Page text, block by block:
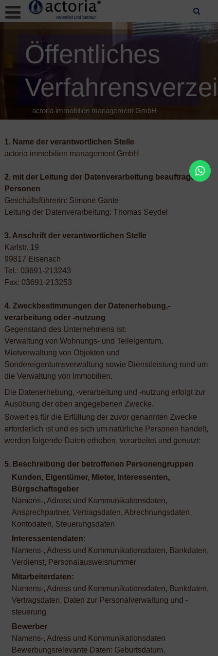
Skip
to
Öffentliches
actoria immobilien management GmbH
1. Name der verantwortlichen Stelle
actoria immobilien management GmbH
2. mit der Leitung der Datenverarbeitung beauftragten
Personen
Geschäftsführerin: Simone Gante
Leitung der Datenverarbeitung: Thomas Seydel
3. Anschrift der verantwortlichen Stelle
Karlstr. 19
99817 Eisenach
Tel.: 03691-213243
Fax: 03691-213253
4. Zweckbestimmungen der Datenerhebung,-
verarbeitung oder -nutzung
Gegenstand des Unternehmens ist:
Verwaltung von Wohnungs- und Teileigentum,
Mietverwaltung von Objekten und
Sondereigentumsverwaltung sowie Dienstleistung rund um
die Verwaltung von Immobilien.
Die Datenerhebung, -verarbeitung und -nutzung erfolgt zur
Ausübung der oben angegebenen Zwecke.
Soweit es für die Erfüllung der zuvor genannten Zwecke
erforderlich ist und es sich um natürliche Personen handelt,
werden folgende Daten erhoben, verarbeitet und genutzt:
5. Beschreibung der betroffenen Personengruppen
Kunden, Eigentümer, Mieter, Interessenten,
Bürgschaftsgeber
Namens-, Adress und Kommunikationsdaten,
Ansprechpartner, Vertragsdaten, Abrechnungsdaten,
Kontodaten, Steuerungsdaten
Interessentendaten:
Namens-, Adress und Kommunikationsdaten, Bankdaten,
Verdienst, Personalausweisnummer
Mitarbeiterdaten:
Namens-, Adress und Kommunikationsdaten, Bankdaten,
Vertragsdaten, Daten zur Personalverwaltung und -
steuerung
Bewerber
Namens-, Adress und Kommunikationsdaten
Bewerbungsrelevante Daten: Geburtsdatum,